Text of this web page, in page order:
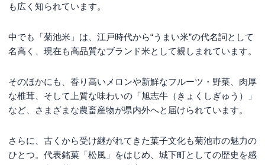
も広く知られています。
中でも「菊池米」は、江戸時代から“うまい米”の代名詞として
名高く、現在も高品質なブランド米として親しまれています。
そのほかにも、香り高いメロンや新鮮なフルーツ・野菜、肉厚
な椎茸、そして上質な味わいの「旭志牛（きょくしぎゅう）」
など、さまざまな農畜産物が県内外へと届けられています。
さらに、古くから受け継がれてきた菓子文化も菊池市の魅力の
ひとつ。代表銘菓「松風」をはじめ、城下町としての歴史を感